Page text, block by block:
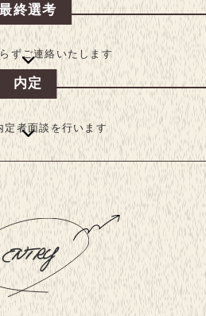
終選考
ずご連絡いたします
内定
定者面談を行います
ENTRY